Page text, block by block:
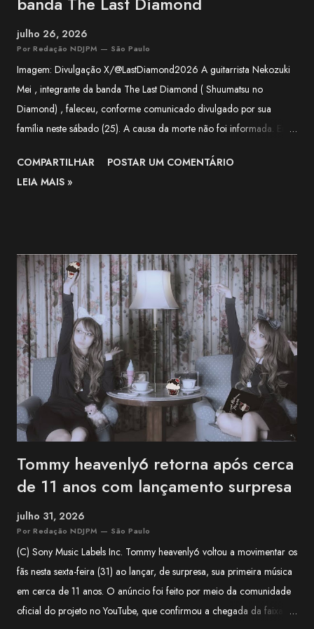
julho 26, 2026
Por Redação NDJPM — São Paulo
Imagem: Divulgação X/@LastDiamond2026 A guitarrista Nekozuki
Mei , integrante da banda The Last Diamond ( Shuumatsu no
Diamond) , faleceu, conforme comunicado divulgado por sua
família neste sábado (25). A causa da morte não foi informada. Em
sua trajetória e lamentou a forma repentina como a notícia foi
comunicada. O funeral será realizado apenas com a presença de
Across the World. pic.twitter.com/3VWEpd2juI — 終末のダイヤモ
ンド (@LastDiamond2026) July 6, 2026 Nekozuki Mei era ex-
farmacêutica e construiu sua carreira como guitarrista, participando
como musicista de apoio em projetos da franquia BanG Dream! ,
série multimídia que reúne anime, jogos e bandas, além de atuar na
1MYB , banda oficial da franquia Kantai Collection (KanCo...
COMPARTILHAR
POSTAR UM COMENTÁRIO
LEIA MAIS »
Tommy heavenly6 retorna após cerca
de 11 anos com lançamento surpresa
julho 31, 2026
Por Redação NDJPM — São Paulo
(C) Sony Music Labels Inc. Tommy heavenly6 voltou a movimentar os
fãs nesta sexta-feira (31) ao lançar, de surpresa, sua primeira música
em cerca de 11 anos. O anúncio foi feito por meio da comunidade
oficial do projeto no YouTube, que confirmou a chegada da faixa às